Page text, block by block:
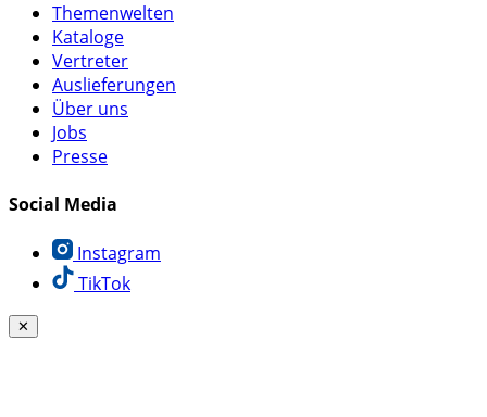
Themenwelten
Kataloge
Vertreter
Auslieferungen
Über uns
Jobs
Presse
Social Media
Instagram
TikTok
✕